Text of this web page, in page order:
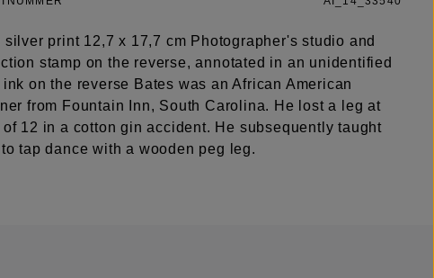
silver print 12,7 x 17,7 cm Photographer's studio and
stamp on the reverse, annotated in an unidentified
ink on the reverse Bates was an African American
from Fountain Inn, South Carolina. He lost a leg at
of 12 in a cotton gin accident. He subsequently taught
tap dance with a wooden peg leg.